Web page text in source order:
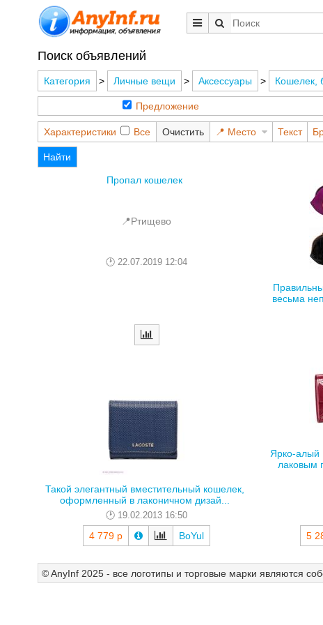
Поиск объявлений
Категория > Личные вещи > Аксессуары > Кошелек,
Предложение
Характеристики Все Очистить Место Текст
Найти
Пропал кошелек
📍Ртищево
22.07.2019 12:04
весьма
Такой элегантный вместительный кошелек,
оформленный в лаконичном дизай...
19.02.2013 16:50
4 779 р BoYul
Ярко-алый
лаковым
5
© AnyInf 2025 - все логотипы и торговые марки являются